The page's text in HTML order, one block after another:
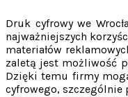
Druk cyfrowy we
najważniejszych
materiałów
zaletą jest możliwość
Dzięki temu firmy
cyfrowego, szczególnie